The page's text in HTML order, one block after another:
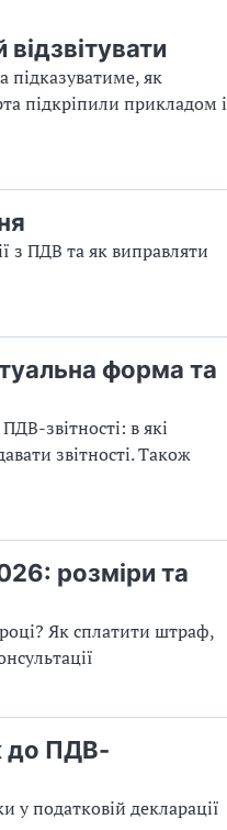
підказуватиме, як
підкріпили прикладом і
з ПДВ та як виправляти
форма та
звітності: в які
звітності. Також
розміри та
Як сплатити штраф,
до ПДВ-
у податковій декларації